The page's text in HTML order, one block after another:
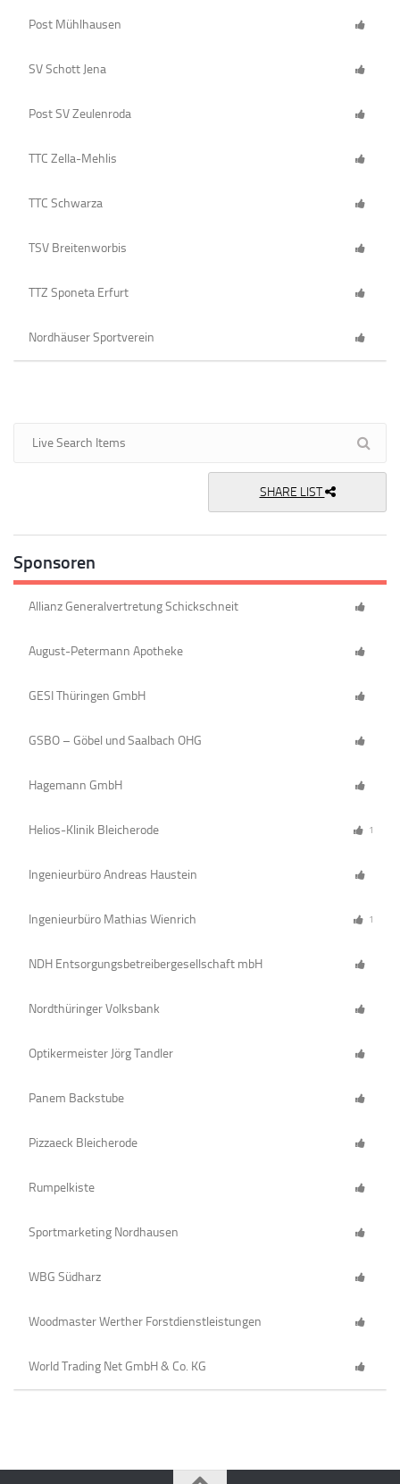
Post Mühlhausen
SV Schott Jena
Post SV Zeulenroda
TTC Zella-Mehlis
TTC Schwarza
TSV Breitenworbis
TTZ Sponeta Erfurt
Nordhäuser Sportverein
SHARE LIST
Sponsoren
Allianz Generalvertretung Schickschneit
August-Petermann Apotheke
GESI Thüringen GmbH
GSBO – Göbel und Saalbach OHG
Hagemann GmbH
Helios-Klinik Bleicherode 1
Ingenieurbüro Andreas Haustein
Ingenieurbüro Mathias Wienrich 1
NDH Entsorgungsbetreibergesellschaft mbH
Nordthüringer Volksbank
Optikermeister Jörg Tandler
Panem Backstube
Pizzaeck Bleicherode
Rumpelkiste
Sportmarketing Nordhausen
WBG Südharz
Woodmaster Werther Forstdienstleistungen
World Trading Net GmbH & Co. KG